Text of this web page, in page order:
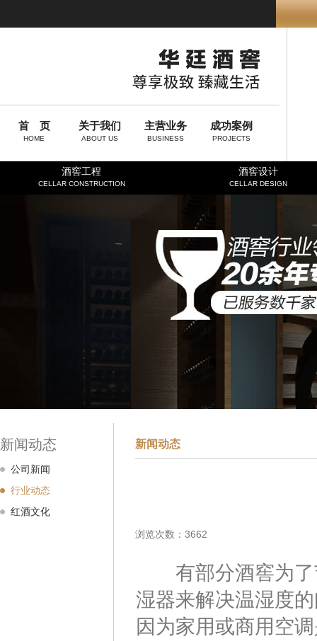
首 页
HOME
关于我们
ABOUT US
主营业务
BUSINESS
成功案例
PROJECTS
酒窖工程
CELLAR CONSTRUCTION
酒窖设计
CELLAR DESIGN
新闻动态
公司新闻
行业动态
红酒文化
新闻动态
浏览次数：3662
有部分酒窖为了
湿器来解决温湿度
因为家用或商用空